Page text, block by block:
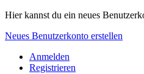
Hier kannst du ein neues
Neues Benutzerkonto erstellen
Anmelden
Registrieren